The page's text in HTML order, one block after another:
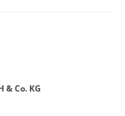
Co. KG